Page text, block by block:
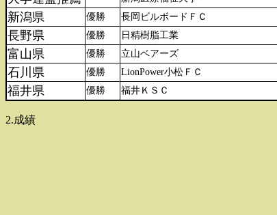
新潟県 優勝 長岡ビルボードＦＣ
長野県 優勝 日精樹脂工業
富山県 優勝 立山ベアーズ
石川県 優勝 LionPower小松ＦＣ
福井県 優勝 福井ＫＳＣ
2.成績